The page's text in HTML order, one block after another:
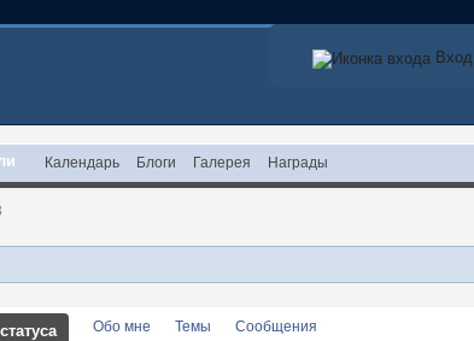
Вход
Календарь Блоги Галерея Награды
Обо мне Темы Сообщения